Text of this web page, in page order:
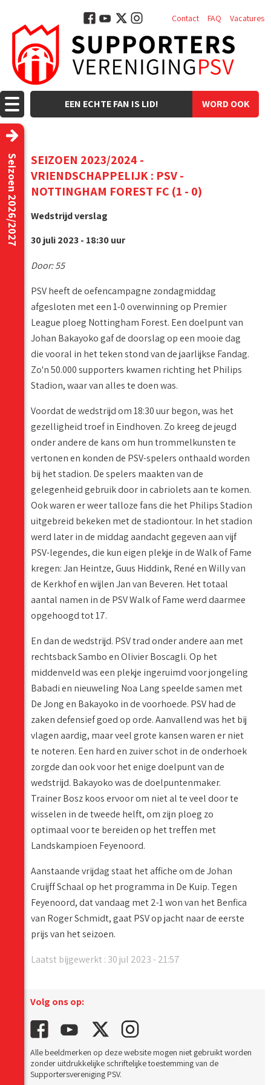
WORD OOK
EEN ECHTE FAN IS LID!
Contact FAQ Vacatures
Seizoen 2026/2027
SEIZOEN 2023/2024 -
VRIENDSCHAPPELIJK : PSV -
NOTTINGHAM FOREST FC (1 - 0)
Wedstrijd verslag
30 juli 2023 - 18:30 uur
Door: 55
PSV heeft de oefencampagne zondagmiddag
afgesloten met een 1-0 overwinning op Premier
League ploeg Nottingham Forest. Een doelpunt van
Johan Bakayoko gaf de doorslag op een mooie dag
die vooral in het teken stond van de jaarlijkse Fandag.
Zo'n 50.000 supporters kwamen richting het Philips
Stadion, waar van alles te doen was.
Voordat de wedstrijd om 18:30 uur begon, was het
gezelligheid troef in Eindhoven. Zo kreeg de jeugd
onder andere de kans om hun trommelkunsten te
vertonen en konden de PSV-spelers onthaald worden
bij het stadion. De spelers maakten van de
gelegenheid gebruik door in cabriolets aan te komen.
Ook waren er weer talloze fans die het Philips Stadion
uitgebreid bekeken met de stadiontour. In het stadion
werd later in de middag aandacht gegeven aan vijf
PSV-legendes, die kun eigen plekje in de Walk of Fame
kregen: Jan Heintze, Guus Hiddink, René en Willy van
de Kerkhof en wijlen Jan van Beveren. Het totaal
aantal namen in de PSV Walk of Fame werd daarmee
opgehoogd tot 17.
En dan de wedstrijd. PSV trad onder andere aan met
rechtsback Sambo en Olivier Boscagli. Op het
middenveld was een plekje ingeruimd voor jongeling
Babadi en nieuweling Noa Lang speelde samen met
De Jong en Bakayoko in de voorhoede. PSV had de
zaken defensief goed op orde. Aanvallend was het bij
vlagen aardig, maar veel grote kansen waren er niet
te noteren. Een hard en zuiver schot in de onderhoek
zorgde dan ook voor het enige doelpunt van de
wedstrijd. Bakayoko was de doelpuntenmaker.
Trainer Bosz koos ervoor om niet al te veel door te
wisselen in de tweede helft, om zijn ploeg zo
optimaal voor te bereiden op het treffen met
Landskampioen Feyenoord.
Aanstaande vrijdag staat het affiche om de Johan
Cruijff Schaal op het programma in De Kuip. Tegen
Feyenoord, dat vandaag met 2-1 won van het Benfica
van Roger Schmidt, gaat PSV op jacht naar de eerste
prijs van het seizoen.
Laatst bijgewerkt : 30 jul 2023 - 21:57
Volg ons op:
Alle beeldmerken op deze website mogen niet gebruikt worden
zonder uitdrukkelijke schriftelijke toestemming van de
Supportersvereniging PSV.